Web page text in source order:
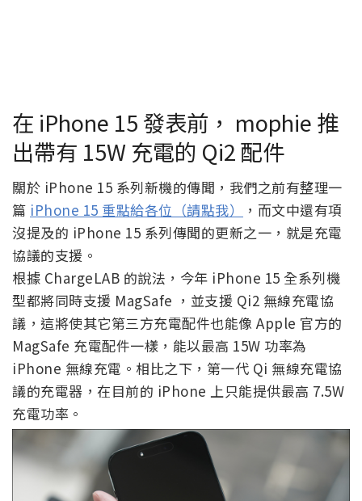
在 iPhone 15 發表前， mophie 推
出帶有 15W 充電的 Qi2 配件
關於 iPhone 15 系列新機的傳聞，我們之前有整理一
篇 iPhone 15 重點給各位（請點我）
，而文中還有項
沒提及的 iPhone 15 系列傳聞的更新之一，就是充電
協議的支援。
根據 ChargeLAB 的說法，今年 iPhone 15 全系列機
型都將同時支援 MagSafe ，並支援 Qi2 無線充電協
議，這將使其它第三方充電配件也能像 Apple 官方的
MagSafe 充電配件一樣，能以最高 15W 功率為
iPhone 無線充電。相比之下，第一代 Qi 無線充電協
議的充電器，在目前的 iPhone 上只能提供最高 7.5W
充電功率。